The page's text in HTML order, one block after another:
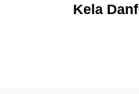
Kela